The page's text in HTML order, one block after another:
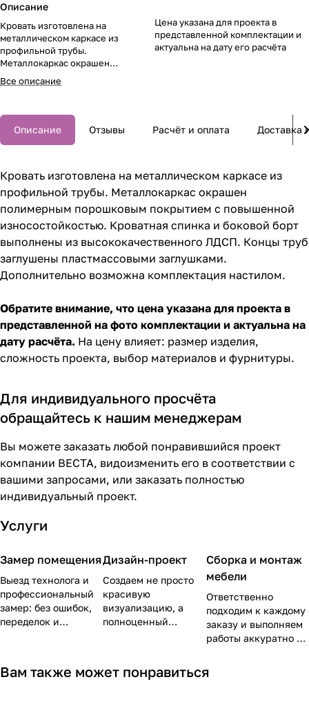
Описание
Кровать изготовлена на
металлическом каркасе из
профильной трубы.
Металлокаркас окрашен
полимерным порошковым
покрытием с повышенной
Все описание
Цена указана для проекта в
представленной комплектации и
актуальна на дату его расчёта
Описание Отзывы Расчёт и оплата Доставка
Кровать изготовлена на металлическом каркасе из
профильной трубы. Металлокаркас окрашен
полимерным порошковым покрытием с повышенной
износостойкостью. Кроватная спинка и боковой борт
выполнены из высококачественного ЛДСП. Концы труб
заглушены пластмассовыми заглушками.
Дополнительно возможна комплектация настилом.
Обратите внимание, что цена указана для проекта в
представленной на фото комплектации и актуальна на
дату расчёта. На цену влияет: размер изделия,
сложность проекта, выбор материалов и фурнитуры.
Для индивидуального просчёта
обращайтесь к нашим менеджерам
Вы можете заказать любой понравившийся проект
компании ВЕСТА, видоизменить его в соответствии с
вашими запросами, или заказать полностью
индивидуальный проект.
Услуги
Замер помещения
Выезд технолога и
профессиональный
замер: без ошибок,
переделок и
Дизайн-проект
Создаем не просто
красивую
визуализацию, а
полноценный
продуманной
Сборка и монтаж
мебели
Ответственно
подходим к каждому
заказу и выполняем
работы аккуратно и
работ убираем и
Вам также может понравиться